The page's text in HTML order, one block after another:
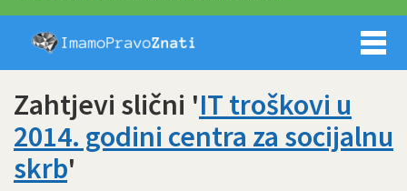
Imamo
Zahtjevi slični 'IT troškovi u
2014. godini centra za socijalnu
skrb'